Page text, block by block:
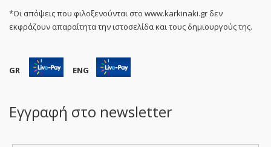
*Οι απόψεις που φιλοξενούνται στο www.karkinaki.gr δεν
εκφράζουν απαραίτητα την ιστοσελίδα και τους δημιουργούς της.
GR ENG
Εγγραφή στο newsletter